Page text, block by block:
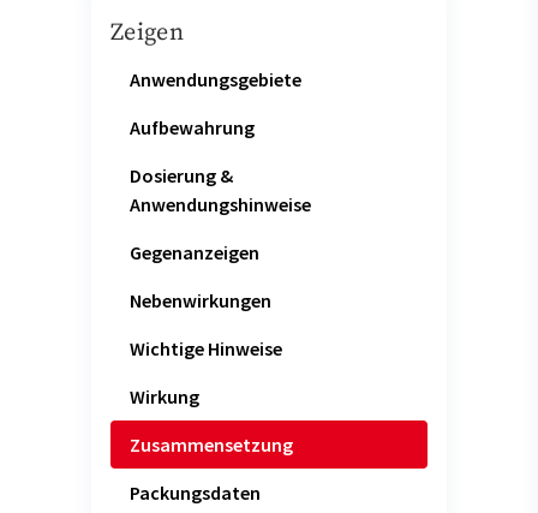
Zeigen
Anwendungsgebiete
Aufbewahrung
Dosierung &
Anwendungshinweise
Gegenanzeigen
Nebenwirkungen
Wichtige Hinweise
Wirkung
Zusammensetzung
Packungsdaten